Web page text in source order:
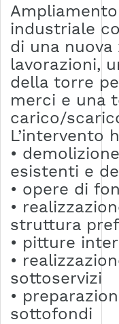
industriale
di una nuova
lavorazioni,
della torre
merci e una
carico/
L’intervento
•
esistenti e
• opere di
•
struttura
• pitture
•
sottoservizi
•
sottofondi